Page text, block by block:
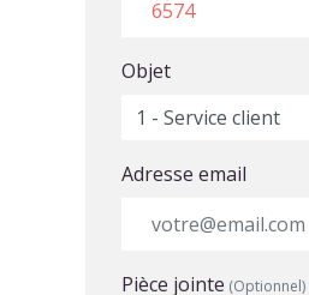
Objet
Adresse email
Pièce jointe (Optionnel)